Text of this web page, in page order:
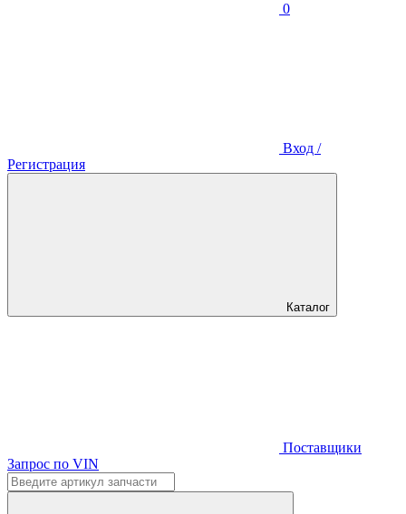
0
Вход /
Регистрация
Каталог
Поставщики
Запрос по VIN